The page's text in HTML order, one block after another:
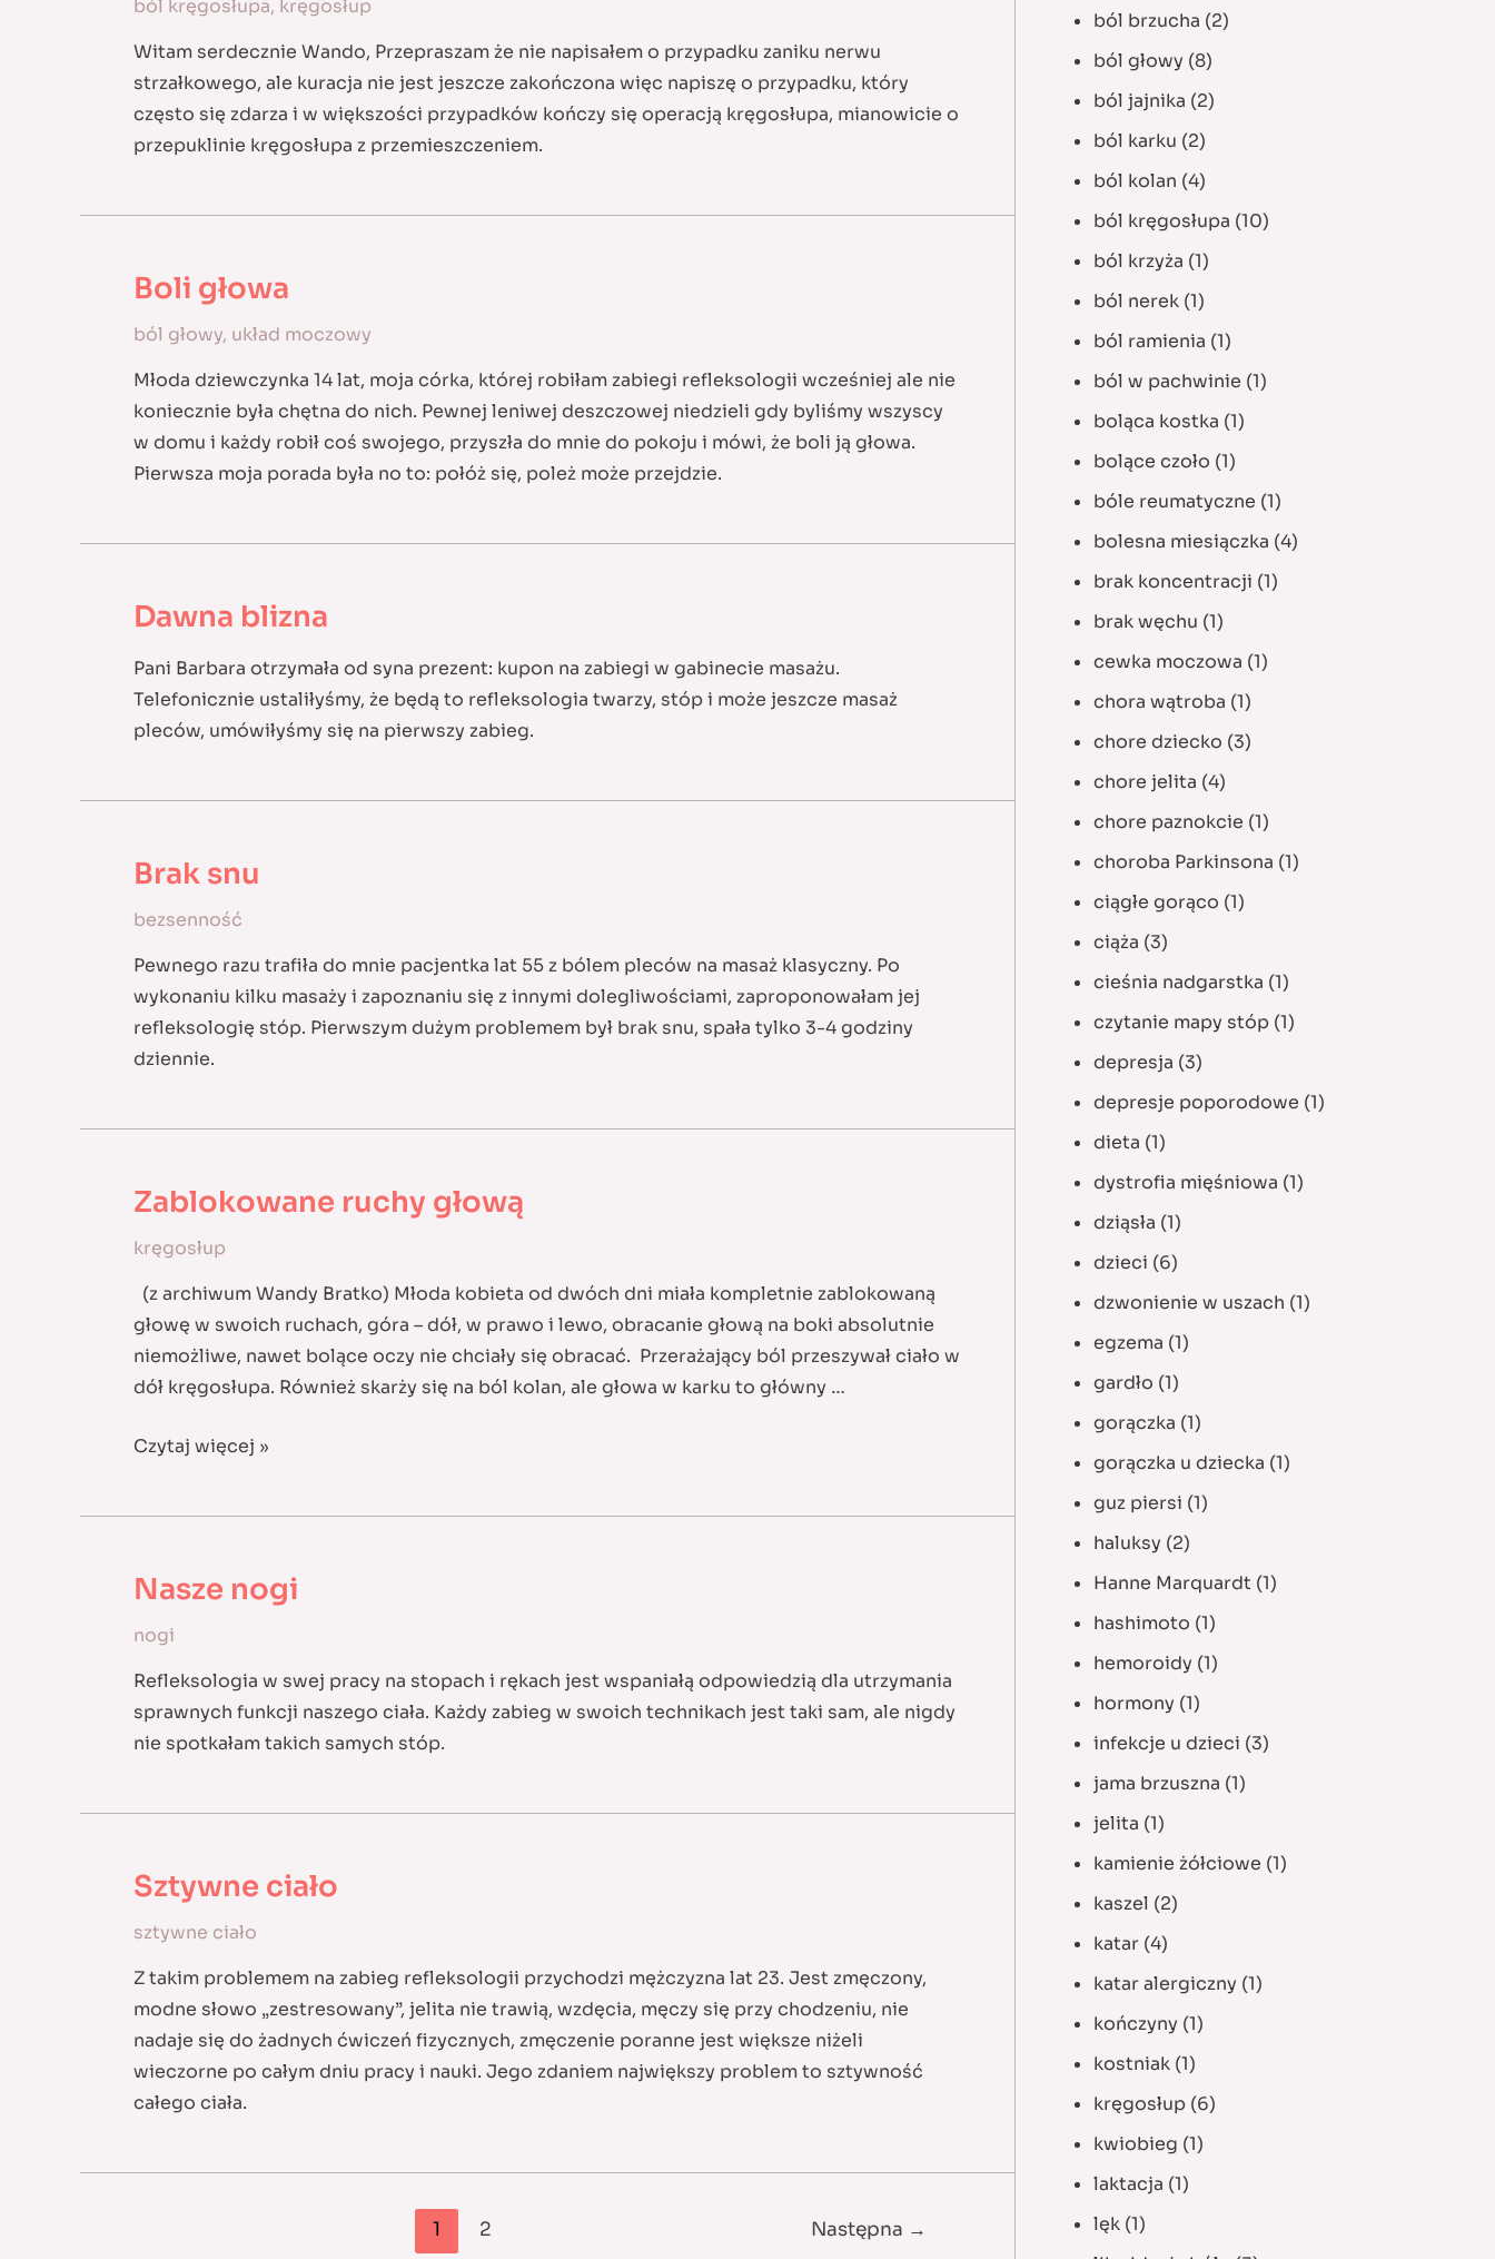
ból kręgosłupa, kręgosłup
Witam serdecznie Wando, Przepraszam że nie napisałem o przypadku zaniku nerwu
strzałkowego, ale kuracja nie jest jeszcze zakończona więc napiszę o przypadku, który
często się zdarza i w większości przypadków kończy się operacją kręgosłupa, mianowicie o
przepuklinie kręgosłupa z przemieszczeniem.
Boli głowa
ból głowy, układ moczowy
Młoda dziewczynka 14 lat, moja córka, której robiłam zabiegi refleksologii wcześniej ale nie
koniecznie była chętna do nich. Pewnej leniwej deszczowej niedzieli gdy byliśmy wszyscy
w domu i każdy robił coś swojego, przyszła do mnie do pokoju i mówi, że boli ją głowa.
Pierwsza moja porada była no to: połóż się, poleż może przejdzie.
Dawna blizna
Pani Barbara otrzymała od syna prezent: kupon na zabiegi w gabinecie masażu.
Telefonicznie ustaliłyśmy, że będą to refleksologia twarzy, stóp i może jeszcze masaż
pleców, umówiłyśmy się na pierwszy zabieg.
Brak snu
bezsenność
Pewnego razu trafiła do mnie pacjentka lat 55 z bólem pleców na masaż klasyczny. Po
wykonaniu kilku masaży i zapoznaniu się z innymi dolegliwościami, zaproponowałam jej
refleksologię stóp. Pierwszym dużym problemem był brak snu, spała tylko 3-4 godziny
dziennie.
Zablokowane ruchy głową
kręgosłup
(z archiwum Wandy Bratko) Młoda kobieta od dwóch dni miała kompletnie zablokowaną
głowę w swoich ruchach, góra – dół, w prawo i lewo, obracanie głową na boki absolutnie
niemożliwe, nawet bolące oczy nie chciały się obracać. Przerażający ból przeszywał ciało w
dół kręgosłupa. Również skarży się na ból kolan, ale głowa w karku to główny …
Zablokowane
Czytaj więcej »
Nasze nogi
nogi
Refleksologia w swej pracy na stopach i rękach jest wspaniałą odpowiedzią dla utrzymania
sprawnych funkcji naszego ciała. Każdy zabieg w swoich technikach jest taki sam, ale nigdy
nie spotkałam takich samych stóp.
Sztywne ciało
sztywne ciało
Z takim problemem na zabieg refleksologii przychodzi mężczyzna lat 23. Jest zmęczony,
modne słowo „zestresowany”, jelita nie trawią, wzdęcia, męczy się przy chodzeniu, nie
nadaje się do żadnych ćwiczeń fizycznych, zmęczenie poranne jest większe niżeli
wieczorne po całym dniu pracy i nauki. Jego zdaniem największy problem to sztywność
całego ciała.
1 2 Następna →
ból brzucha (2)
ból głowy (8)
ból jajnika (2)
ból karku (2)
ból kolan (4)
ból kręgosłupa (10)
ból krzyża (1)
ból nerek (1)
ból ramienia (1)
ból w pachwinie (1)
boląca kostka (1)
bolące czoło (1)
bóle reumatyczne (1)
bolesna miesiączka (4)
brak koncentracji (1)
brak węchu (1)
cewka moczowa (1)
chora wątroba (1)
chore dziecko (3)
chore jelita (4)
chore paznokcie (1)
choroba Parkinsona (1)
ciągłe gorąco (1)
ciąża (3)
cieśnia nadgarstka (1)
czytanie mapy stóp (1)
depresja (3)
depresje poporodowe (1)
dieta (1)
dystrofia mięśniowa (1)
dziąsła (1)
dzieci (6)
dzwonienie w uszach (1)
egzema (1)
gardło (1)
gorączka (1)
gorączka u dziecka (1)
guz piersi (1)
haluksy (2)
Hanne Marquardt (1)
hashimoto (1)
hemoroidy (1)
hormony (1)
infekcje u dzieci (3)
jama brzuszna (1)
jelita (1)
kamienie żółciowe (1)
kaszel (2)
katar (4)
katar alergiczny (1)
kończyny (1)
kostniak (1)
kręgosłup (6)
kwiobieg (1)
laktacja (1)
lęk (1)